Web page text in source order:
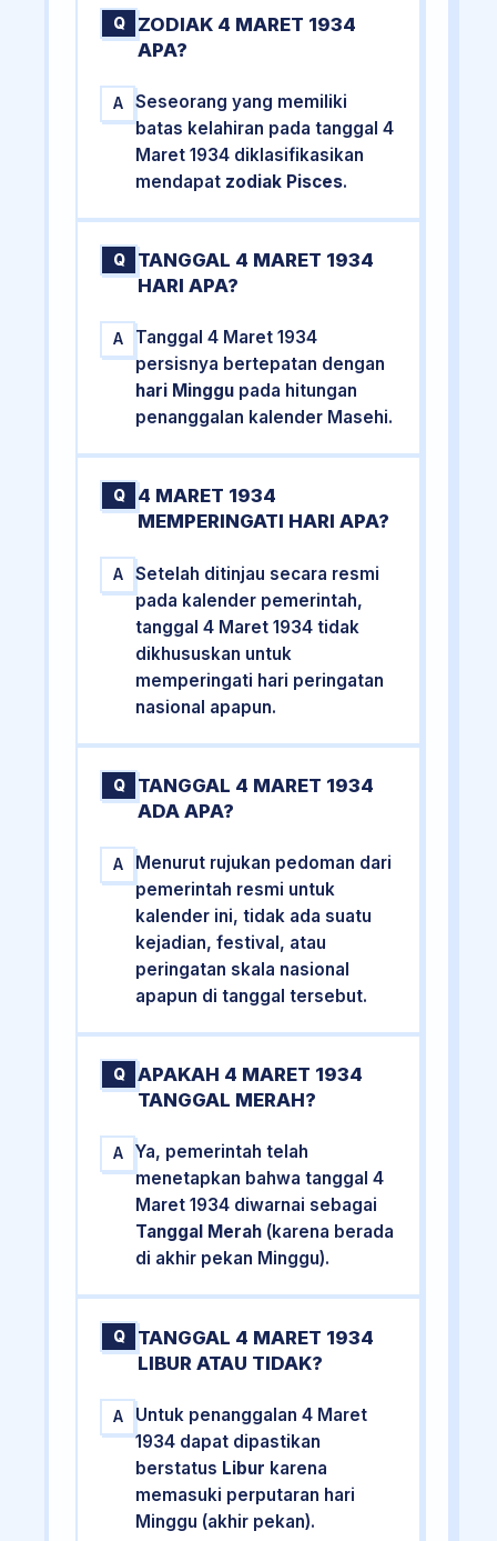
Q
ZODIAK 4 MARET 1934
APA?
A
Seseorang yang memiliki
batas kelahiran pada tanggal 4
Maret 1934 diklasifikasikan
mendapat zodiak Pisces.
Q
TANGGAL 4 MARET 1934
HARI APA?
A
Tanggal 4 Maret 1934
persisnya bertepatan dengan
hari Minggu pada hitungan
penanggalan kalender Masehi.
Q
4 MARET 1934
MEMPERINGATI HARI APA?
A
Setelah ditinjau secara resmi
pada kalender pemerintah,
tanggal 4 Maret 1934 tidak
dikhususkan untuk
memperingati hari peringatan
nasional apapun.
Q
TANGGAL 4 MARET 1934
ADA APA?
A
Menurut rujukan pedoman dari
pemerintah resmi untuk
kalender ini, tidak ada suatu
kejadian, festival, atau
peringatan skala nasional
apapun di tanggal tersebut.
Q
APAKAH 4 MARET 1934
TANGGAL MERAH?
A
Ya, pemerintah telah
menetapkan bahwa tanggal 4
Maret 1934 diwarnai sebagai
Tanggal Merah (karena berada
di akhir pekan Minggu).
Q
TANGGAL 4 MARET 1934
LIBUR ATAU TIDAK?
A
Untuk penanggalan 4 Maret
1934 dapat dipastikan
berstatus Libur karena
memasuki perputaran hari
Minggu (akhir pekan).